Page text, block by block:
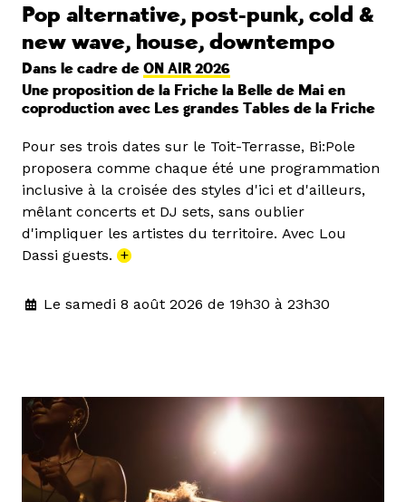
Pop alternative, post-punk, cold &
new wave, house, downtempo
Dans le cadre de ON AIR 2026
Une proposition de la Friche la Belle de Mai en
coproduction avec Les grandes Tables de la Friche
Pour ses trois dates sur le Toit-Terrasse, Bi:Pole
proposera comme chaque été une programmation
inclusive à la croisée des styles d'ici et d'ailleurs,
mêlant concerts et DJ sets, sans oublier
d'impliquer les artistes du territoire. Avec Lou
Dassi guests. +
Le samedi 8 août 2026 de 19h30 à 23h30